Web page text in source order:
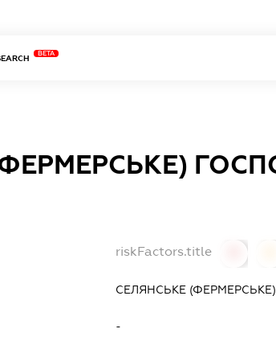
BETA
riskFactors.title
СЕЛЯНСЬКЕ
-